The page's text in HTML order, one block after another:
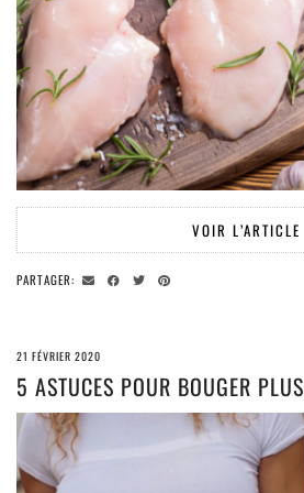
VOIR L’ARTICLE
PARTAGER:
21 FÉVRIER 2020
5 ASTUCES POUR BOUGER PLUS